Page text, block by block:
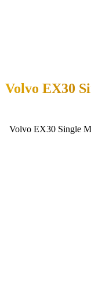
Volvo EX30
Volvo EX30 Single